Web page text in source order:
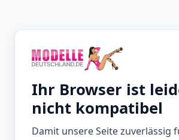
Ihr Browser ist
nicht kompatibel
Damit unsere Seite zuverlässig